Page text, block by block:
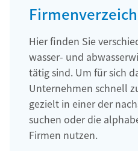
Hier finden Sie
wasser- und
tätig sind. Um für sich
Unternehmen schnell
gezielt in einer der
suchen oder die
Firmen nutzen.